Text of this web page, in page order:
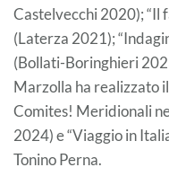
Castelvecchi 2020); “Il
(Laterza 2021);
(Bollati-Boringhieri
Marzolla ha realizzato
Comites! Meridionali
2024) e “Viaggio in
Tonino Perna.